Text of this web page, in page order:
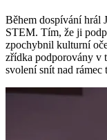
Během dospívání hrál
STEM. Tím, že ji
zpochybnil kulturní
zřídka podporovány v
svolení snít nad